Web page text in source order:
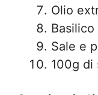
Olio
Sale e
100g di